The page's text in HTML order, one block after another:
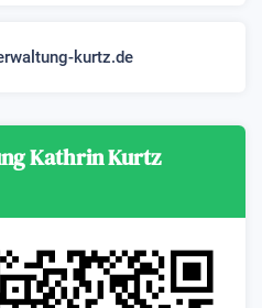
kurtz.de
Kathrin Kurtz